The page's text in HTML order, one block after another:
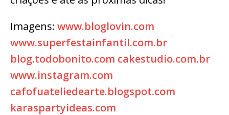
Imagens: www.bloglovin.com
www.superfestainfantil.com.br
blog.todobonito.com cakestudio.com.br
www.instagram.com
cafofuateliedearte.blogspot.com
karaspartyideas.com